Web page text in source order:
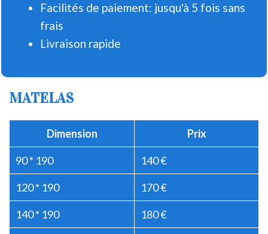
Facilités de paiement: jusqu'à 5 fois sans
frais
Livraison rapide
MATELAS
Dimension Prix
90 * 190 140 €
120 * 190 170 €
140 * 190 180 €